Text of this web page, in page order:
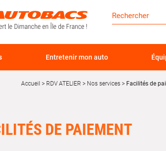
Entretenir mon auto
Accueil RDV ATELIER Nos services Facilités de
DE PAIEMENT